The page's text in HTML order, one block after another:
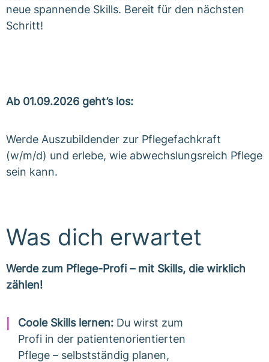
neue spannende Skills. Bereit für den nächsten
Schritt!
Ab 01.09.2026 geht’s los:
Werde Auszubildender zur Pflegefachkraft
(w/m/d) und erlebe, wie abwechslungsreich Pflege
sein kann.
Was dich erwartet
Werde zum Pflege-Profi – mit Skills, die wirklich
zählen!
Coole Skills lernen: Du wirst zum
Profi in der patientenorientierten
Pflege – selbstständig planen,